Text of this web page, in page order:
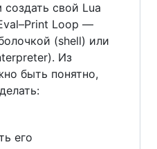
свой Lua
Loop —
(shell) или
Из
быть понятно,
его